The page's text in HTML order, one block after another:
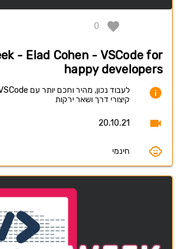
0
- Elad Cohen - VSCode for
happy developers
קיצורי דרך ושאר ירקות
20.10.21
חינמי